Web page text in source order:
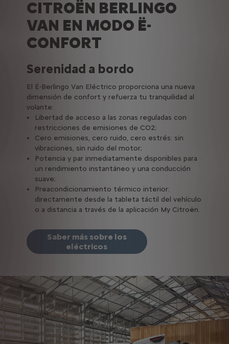
CITROËN BERLINGO
VAN EN MODO Ë-
CONFORT
Serenidad a bordo
El Ë-Berlingo Van Eléctrico proporciona una nueva
dimensión de confort y refuerza tu tranquilidad al
volante:
Libertad de acceso a las zonas reguladas con
restricciones de emisiones de CO2;
Cero emisiones, cero ruido, cero estrés: sin
vibraciones, sin ruido del motor;
Potencia y par inmediatamente disponibles para
un rendimiento instantáneo y una conducción
suave;
Preacondicionamiento térmico interior:
directamente desde la tableta táctil del vehículo
o a distancia a través de la aplicación My Citroën.
Saber más sobre los
eléctricos